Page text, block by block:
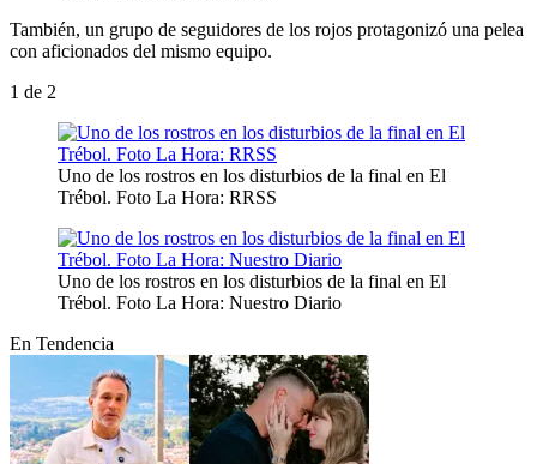
También, un grupo de seguidores de los rojos protagonizó una pelea
con aficionados del mismo equipo.
1 de 2
Uno de los rostros en los disturbios de la final en El
Trébol. Foto La Hora: RRSS
Uno de los rostros en los disturbios de la final en El
Trébol. Foto La Hora: Nuestro Diario
En Tendencia